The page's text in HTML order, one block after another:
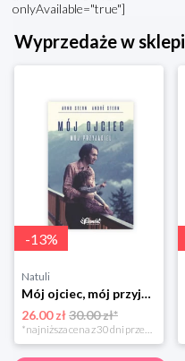
onlyAvailable="true"]
Wyprzedaże w
-13%
Natuli
Mój ojciec, mój przyjaciel Element
26.00 zł30.00 zł*
*najniższa cena z 30 dni przed obniżką